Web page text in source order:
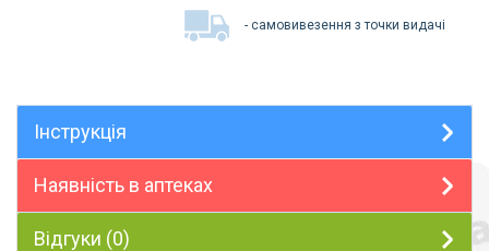
- самовивезення з точки видачі
Інструкція
Наявність в аптеках
Відгуки (0)